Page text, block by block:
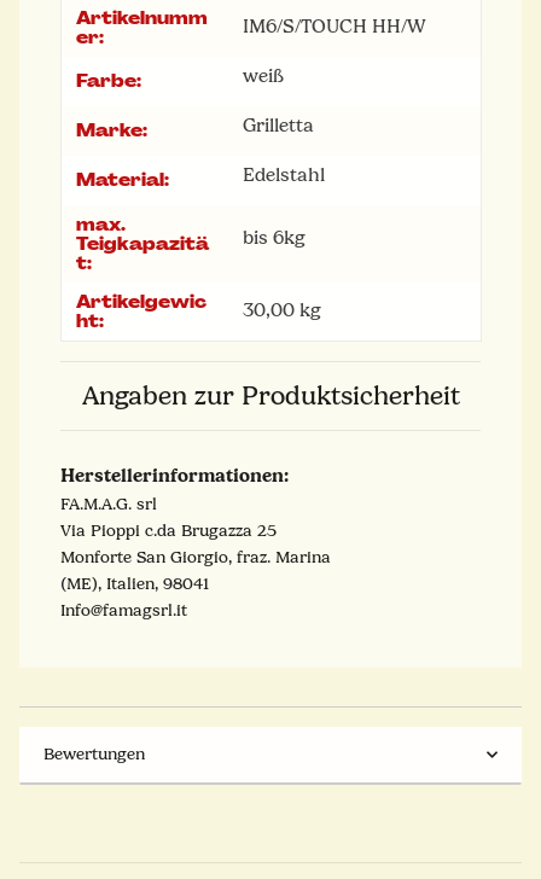
Produkteigenschaft
Wert
Artikelnumm
er:
IM6/S/TOUCH HH/W
Farbe: weiß
Marke: Grilletta
Material: Edelstahl
max.
Teigkapazitä
t:
bis 6kg
Artikelgewic
ht:
30,00 kg
Angaben zur Produktsicherheit
Herstellerinformationen:
FA.M.A.G. srl
Via Pioppi c.da Brugazza 25
Monforte San Giorgio, fraz. Marina
(ME), Italien, 98041
Info@famagsrl.it
Bewertungen